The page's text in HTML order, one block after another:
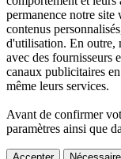
permanence notre
contenus
d'utilisation. En outre,
avec des fournisseurs
canaux publicitaires
même leurs services.
Avant de confirmer
paramètres ainsi que